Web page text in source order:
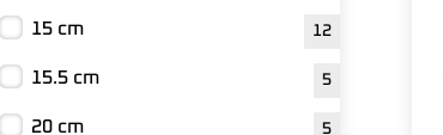
15 cm 12
15.5 cm 5
20 cm 5